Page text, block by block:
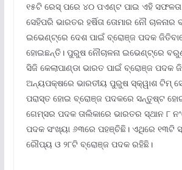
୧୫ଟି ରେସ୍‌ ପରେ ୪୦ ପଏଣ୍ଟ ପାଇ ଏହି
ସେହିପରି ଭାରତର ହର୍ଷିତା ତୋମାର ନୌ
ଇଭେଣ୍ଟ୍‌ରେ ଦେଶ ପାଇଁ ବ୍ରୋଞ୍ଜ ପଦକ
ହୋଇଛନ୍ତି। ପୁରୁଷ ନୌଚାଳନା ଇଭେଣ୍ଟ୍‌ରେ
ସିଜି କେଲାପାଣ୍ଡା ଭାରତ ପାଇଁ ବ୍ରୋଞ୍ଜ ପଦକ
ଅନ୍ୟପକ୍ଷରେ ଭାରତୀୟ ପୁରୁଷ ସ୍କ୍ୱାଶ ଟିମ୍‌
ପରାସ୍ତ ହୋଇ ବ୍ରୋଞ୍ଜ ପଦକରେ ସନ୍ତୁଷ୍ଟ
ଗେମ୍ସର ପଦକ ତାଲିକାରେ ଭାରତର ସ୍ଥାନ ୮
ପଦକ ସଂଖ୍ୟା ୬୩ରେ ପହଞ୍ଚିଛି। ଏଥିରେ ୧୩ଟି
ରୌପ୍ୟ ଓ ୨୮ଟି ବ୍ରୋଞ୍ଜ ପଦକ ରହିଛି।